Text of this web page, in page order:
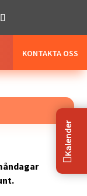
KONTAKTA OSS

Kalender